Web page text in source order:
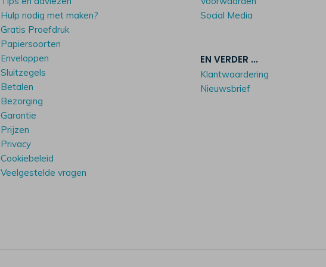
Hulp nodig met maken?
Gratis Proefdruk
Papiersoorten
Enveloppen
Sluitzegels
Betalen
Bezorging
Garantie
Prijzen
Privacy
Cookiebeleid
Veelgestelde vragen
Social Media
EN VERDER ...
Klantwaardering
Nieuwsbrief